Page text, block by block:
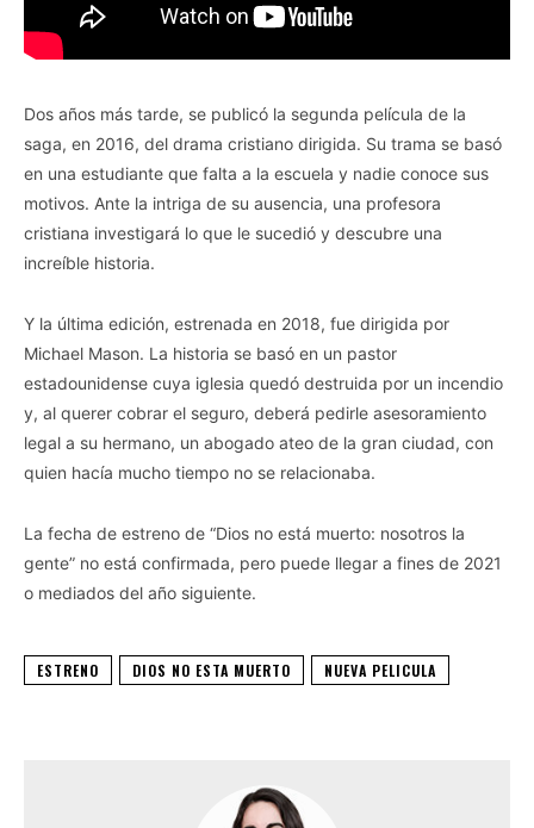
Dos años más tarde, se publicó la segunda película de la
saga, en 2016, del drama cristiano dirigida. Su trama se basó
en una estudiante que falta a la escuela y nadie conoce sus
motivos. Ante la intriga de su ausencia, una profesora
cristiana investigará lo que le sucedió y descubre una
increíble historia.
Y la última edición, estrenada en 2018, fue dirigida por
Michael Mason. La historia se basó en un pastor
estadounidense cuya iglesia quedó destruida por un incendio
y, al querer cobrar el seguro, deberá pedirle asesoramiento
legal a su hermano, un abogado ateo de la gran ciudad, con
quien hacía mucho tiempo no se relacionaba.
La fecha de estreno de “Dios no está muerto: nosotros la
gente” no está confirmada, pero puede llegar a fines de 2021
o mediados del año siguiente.
ESTRENO DIOS NO ESTA MUERTO NUEVA PELICULA